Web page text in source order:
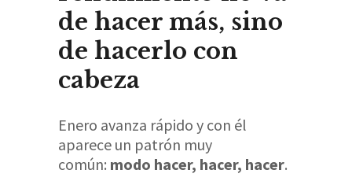
de hacer más, sino
de hacerlo con
cabeza
Enero avanza rápido y con él
aparece un patrón muy
común: modo hacer, hacer, hacer.